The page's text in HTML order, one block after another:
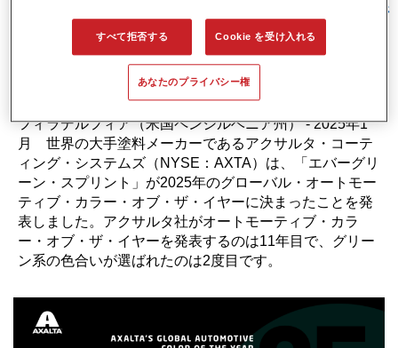
ュ・レーシング・グリーン」へのオマージ
ュでもある
フィラデルフィア（米国ペンシルベニア州） - 2025年1
月 世界の大手塗料メーカーであるアクサルタ・コーテ
ィング・システムズ（NYSE：AXTA）は、「エバーグリ
ーン・スプリント」が2025年のグローバル・オートモー
ティブ・カラー・オブ・ザ・イヤーに決まったことを発
表しました。アクサルタ社がオートモーティブ・カラ
ー・オブ・ザ・イヤーを発表するのは11年目で、グリー
ン系の色合いが選ばれたのは2度目です。
すべて拒否する Cookie を受け入れる
あなたのプライバシー権